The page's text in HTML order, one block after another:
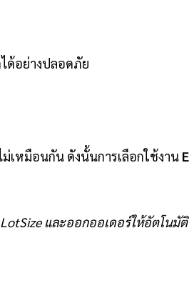
ด้อย่างปลอดภัย
ม่เหมือนกัน ดังนั้นการเลือกใช้งาน
และออกออเดอร์ให้อัตโนมัติ